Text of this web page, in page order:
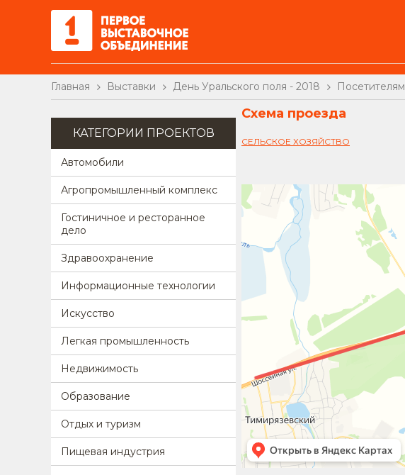
Главная Выставки День Уральского поля - 2018 Посетителям
КАТЕГОРИИ ПРОЕКТОВ
Автомобили
Агропромышленный комплекс
Гостиничное и ресторанное
дело
Здравоохранение
Информационные технологии
Искусство
Легкая промышленность
Недвижимость
Образование
Отдых и туризм
Пищевая индустрия
Схема проезда
СЕЛЬСКОЕ ХОЗЯЙСТВО